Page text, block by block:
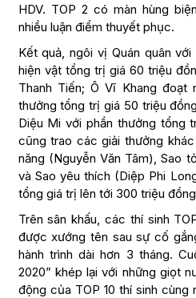
HDV. TOP 2 có màn hùng
nhiều luận điểm thuyết phục.
Kết quả, ngôi vị Quán quân
hiện vật tổng trị giá 60 triệu
Thanh Tiến; Ô Vĩ Khang đoạt
thưởng tổng trị giá 50 triệu
Diệu Mi với phần thưởng tổng
cũng trao các giải thưởng
năng (Nguyễn Văn Tâm), Sao
và Sao yêu thích (Diệp Phi
tổng giá trị lên tới 300 triệu
Trên sân khấu, các thí sinh
được xướng tên sau sự cố
hành trình dài hơn 3 tháng.
2020” khép lại với những giọt
động của TOP 10 thí sinh cùng